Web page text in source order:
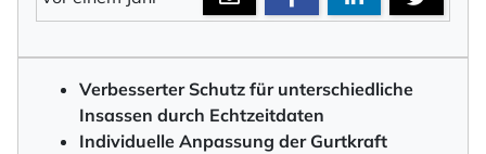
Verbesserter Schutz für unterschiedliche
Insassen durch Echtzeitdaten
Individuelle Anpassung der Gurtkraft